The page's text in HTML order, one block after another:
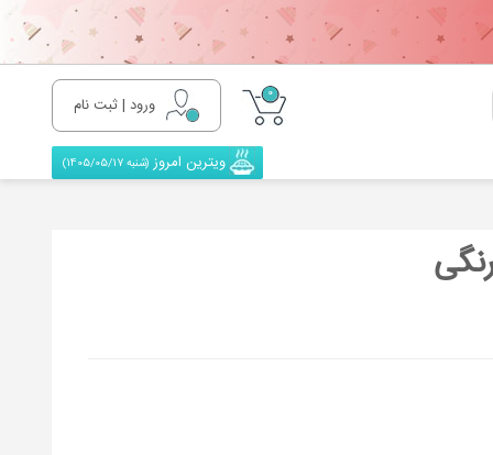
0
ورود | ثبت نام
ویترین امروز(شنبه 1405/05/17)